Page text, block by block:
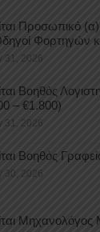
Προσωπικό
Φορτηγών
31, 2026
Βοηθός
– €1.800)
31, 2026
Βοηθός
30, 2026
Μηχανολόγος